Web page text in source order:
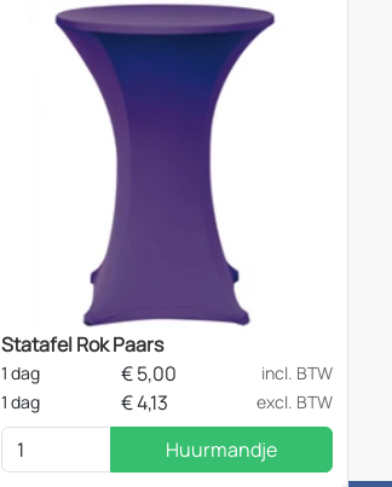
Statafel Rok Paars
1 dag €5,00
incl. BTW
1 dag
€4,13 excl. BTW
Huurmandje